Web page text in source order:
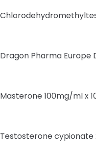
Dragon Pharma Europe
Masterone 100mg/ml x
Testosterone cypionate